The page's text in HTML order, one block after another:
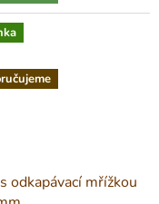
odkapávací mřížkou